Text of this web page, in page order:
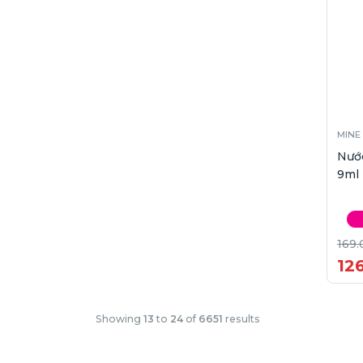
MINE
9ml
Showing 13 to 24 of 6651 results